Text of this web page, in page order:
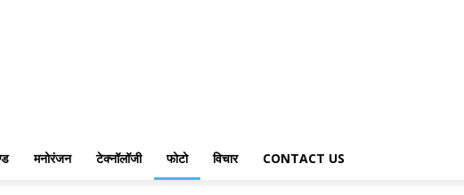
मनोरंजन टेक्नॉलॉजी फोटो विचार CONTACT US